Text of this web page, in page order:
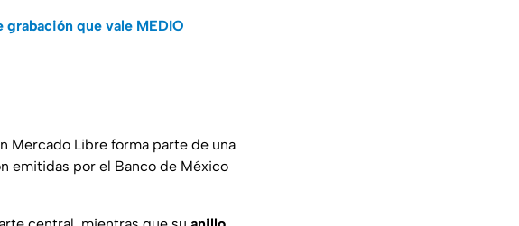
grabación que vale MEDIO
Mercado Libre forma parte de una
emitidas por el Banco de México